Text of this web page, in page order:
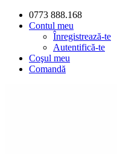
0773 888.168
Contul meu
Înregistrează-te
Autentifică-te
Coşul meu
Comandă